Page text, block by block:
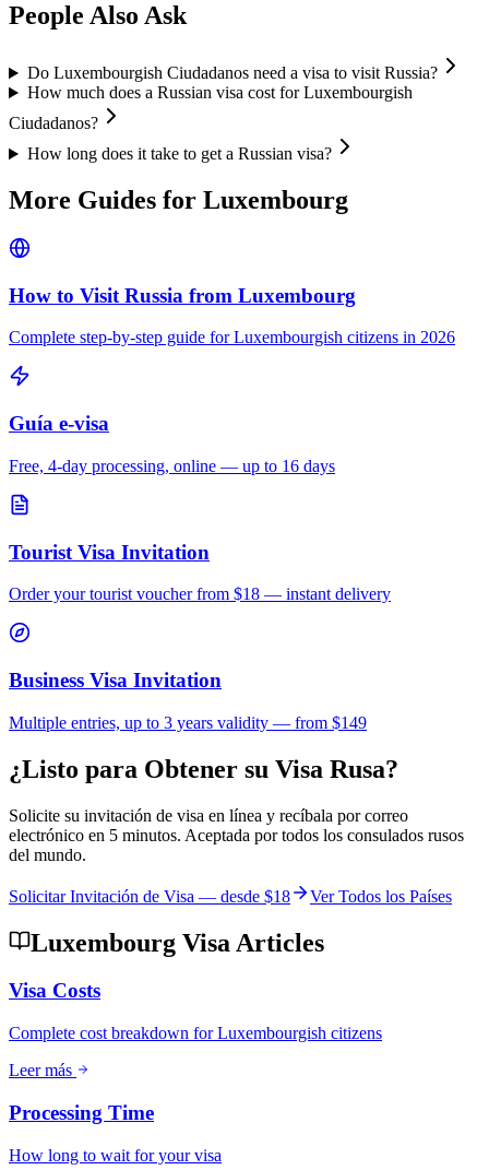
People Also Ask
Do Luxembourgish Ciudadanos need a visa to visit Russia?
How much does a Russian visa cost for Luxembourgish
Ciudadanos?
How long does it take to get a Russian visa?
More Guides for Luxembourg
How to Visit Russia from Luxembourg
Complete step-by-step guide forLuxembourgish citizens in 2026
Guía e-visa
Free, 4-day processing, online — up to 16 days
Tourist Visa Invitation
Order your tourist voucher from $18 — instant delivery
Business Visa Invitation
Multiple entries, up to 3 years validity — from $149
¿Listo para Obtener su Visa Rusa?
Solicite su invitación de visa en línea y recíbala por correo
electrónico en 5 minutos. Aceptada por todos los consulados rusos
del mundo.
Solicitar Invitación de Visa — desde $18 Ver Todos los Países
Luxembourg Visa Articles
Visa Costs
Complete cost breakdown for Luxembourgish citizens
Leer más
Processing Time
How long to wait for your visa